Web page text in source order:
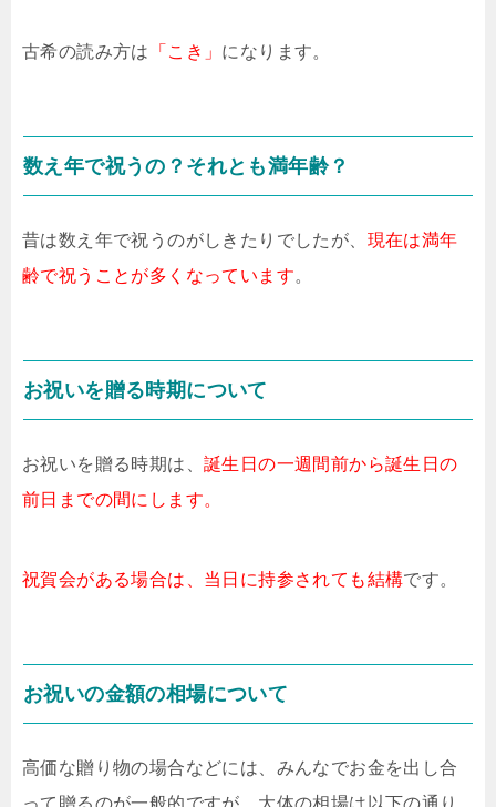
古希の読み方は 「こき」 になります。
数え年で祝うの？それとも満年齢？
昔は数え年で祝うのがしきたりでしたが、 現在は満年
齢で祝うことが多くなっています。
お祝いを贈る時期について
お祝いを贈る時期は、 誕生日の一週間前から誕生日の
前日までの間にします。
祝賀会がある場合は、当日に持参されても結構です。
お祝いの金額の相場について
高価な贈り物の場合などには、みんなでお金を出し合
って贈るのが一般的ですが、大体の相場は以下の通り